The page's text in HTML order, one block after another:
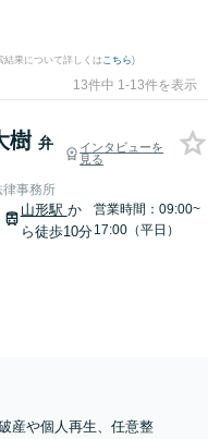
結果について詳しくはこちら)
13件中 1-13件を表示
樹 弁
インタビューを
見る
律事務所
山形駅 か
ら徒歩10分
営業時間：09:00~
17:00（平日）
産や個人再生、任意整